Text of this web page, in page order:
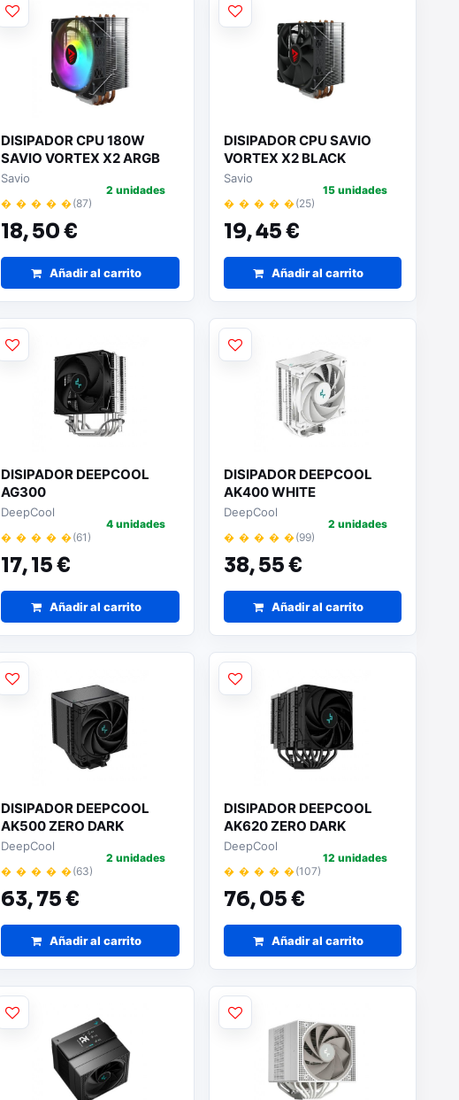
DISIPADOR CPU 180W
SAVIO VORTEX X2 ARGB
Savio
� � � � �(87)
18,50 €
2 unidades
Añadir al carrito
DISIPADOR CPU SAVIO
VORTEX X2 BLACK
Savio
� � � � �(25)
19,45 €
15 unidades
Añadir al carrito
DISIPADOR DEEPCOOL
AG300
DeepCool
� � � � �(61)
17,15 €
4 unidades
Añadir al carrito
DISIPADOR DEEPCOOL
AK400 WHITE
DeepCool
� � � � �(99)
38,55 €
2 unidades
Añadir al carrito
DISIPADOR DEEPCOOL
AK500 ZERO DARK
DeepCool
� � � � �(63)
63,75 €
2 unidades
Añadir al carrito
DISIPADOR DEEPCOOL
AK620 ZERO DARK
DeepCool
� � � � �(107)
76,05 €
12 unidades
Añadir al carrito